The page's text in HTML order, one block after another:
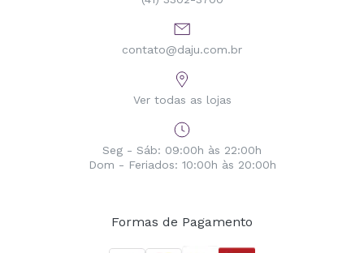
contato@daju.com.br
Ver todas as lojas
Seg - Sáb: 09:00h às 22:00h
Dom - Feriados: 10:00h às 20:00h
Formas de Pagamento